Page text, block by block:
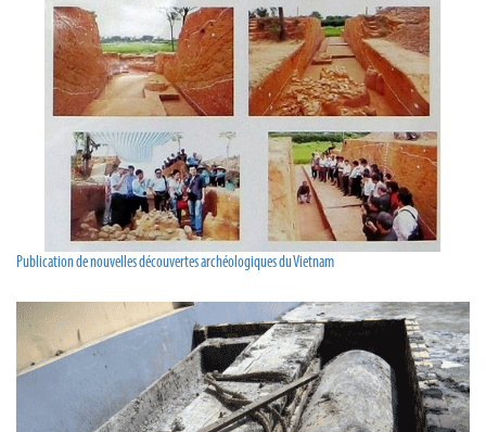
Publication de nouvelles découvertes archéologiques du Vietnam